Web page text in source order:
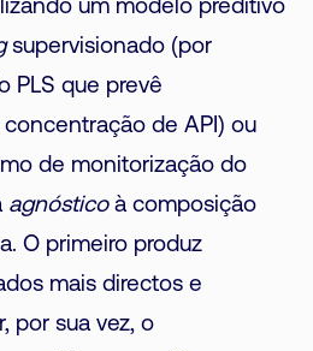
um modelo preditivo
supervisionado (por
PLS que prevê
de API) ou
de monitorização do
agnóstico à composição
O primeiro produz
mais directos e
por sua vez, o